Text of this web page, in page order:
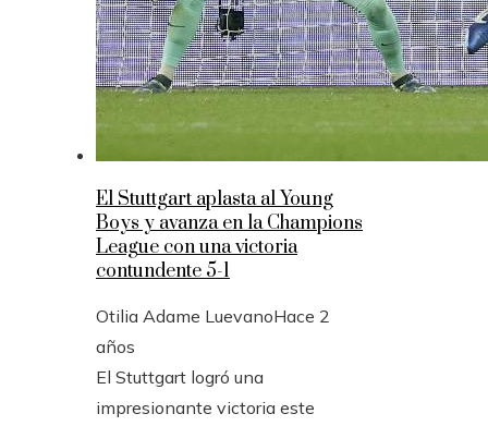
El Stuttgart aplasta al Young
Boys y avanza en la Champions
League con una victoria
contundente 5-1
Otilia Adame LuevanoHace 2
años
El Stuttgart logró una
impresionante victoria este